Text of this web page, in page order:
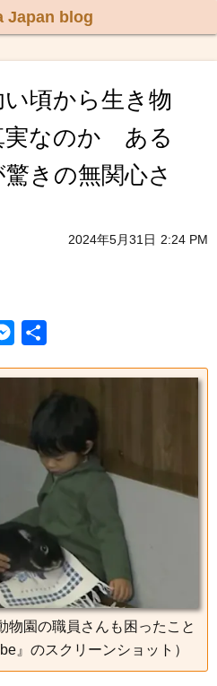
Japan blog
い頃から生き物
実なのか ある
きの無関心さ
2024年5月31日 2:24 PM
s
r
物園の職員さんも困ったこと
』のスクリーンショット）